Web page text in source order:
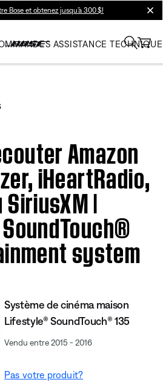
Bose et obtenez jusqu’à 300 $!
ASSISTANCE TECHNIQUE
Amazon
iHeartRadio,
SiriusXM |
system
Système de cinéma maison
Lifestyle® SoundTouch® 135
Vendu entre 2015 - 2016
Pas votre produit?